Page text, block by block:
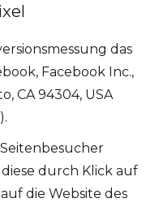
das
Facebook Inc.,
CA 94304, USA
durch Klick auf
die Website des